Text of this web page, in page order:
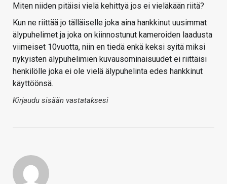
Miten niiden pitäisi vielä kehittyä jos ei vieläkään riitä?
Kun ne riittää jo tälläiselle joka aina hankkinut uusimmat
älypuhelimet ja joka on kiinnostunut kameroiden laadusta
viimeiset 10vuotta, niin en tiedä enkä keksi syitä miksi
nykyisten älypuhelimien kuvausominaisuudet ei riittäisi
henkilölle joka ei ole vielä älypuhelinta edes hankkinut
käyttöönsä.
Kirjaudu sisään vastataksesi